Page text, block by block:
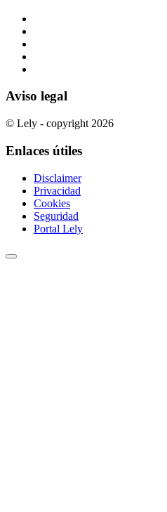
Aviso legal
© Lely - copyright 2026
Enlaces útiles
Disclaimer
Privacidad
Cookies
Seguridad
Portal Lely